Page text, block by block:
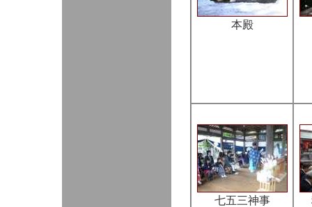
本殿
七五三神事